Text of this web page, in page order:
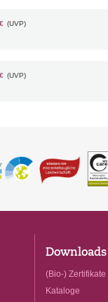
(UVP)
(UVP)
Downloads
(Bio-) Zertifikate
Kataloge